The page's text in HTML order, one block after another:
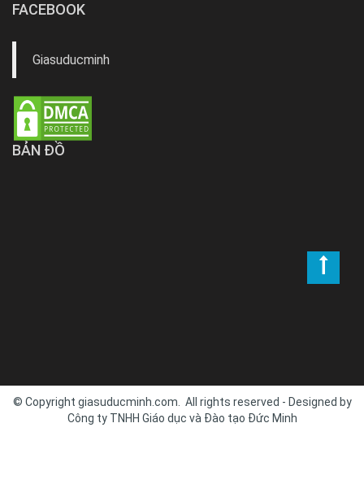
FACEBOOK
Giasuducminh
BẢN ĐỒ
© Copyright giasuducminh.com. All rights reserved - Designed by
Công ty TNHH Giáo dục và Đào tạo Đức Minh